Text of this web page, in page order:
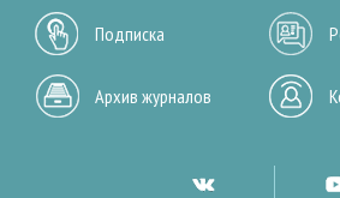
Подписка
Архив журналов